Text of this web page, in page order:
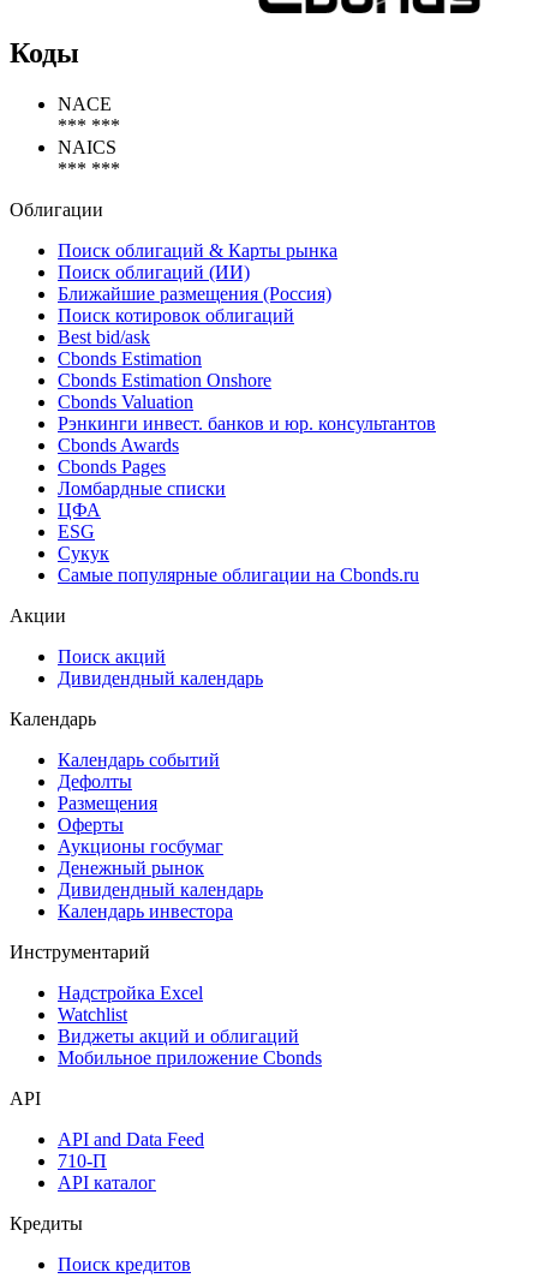
Коды
NACE
*** ***
NAICS
*** ***
Облигации
Поиск облигаций & Карты рынка
Поиск облигаций (ИИ)
Ближайшие размещения (Россия)
Поиск котировок облигаций
Best bid/ask
Cbonds Estimation
Cbonds Estimation Onshore
Cbonds Valuation
Рэнкинги инвест. банков и юр. консультантов
Cbonds Awards
Cbonds Pages
Ломбардные списки
ЦФА
ESG
Сукук
Самые популярные облигации на Cbonds.ru
Акции
Поиск акций
Дивидендный календарь
Календарь
Календарь событий
Дефолты
Размещения
Оферты
Аукционы госбумаг
Денежный рынок
Дивидендный календарь
Календарь инвестора
Инструментарий
Надстройка Excel
Watchlist
Виджеты акций и облигаций
Мобильное приложение Cbonds
API
API and Data Feed
710-П
API каталог
Кредиты
Поиск кредитов